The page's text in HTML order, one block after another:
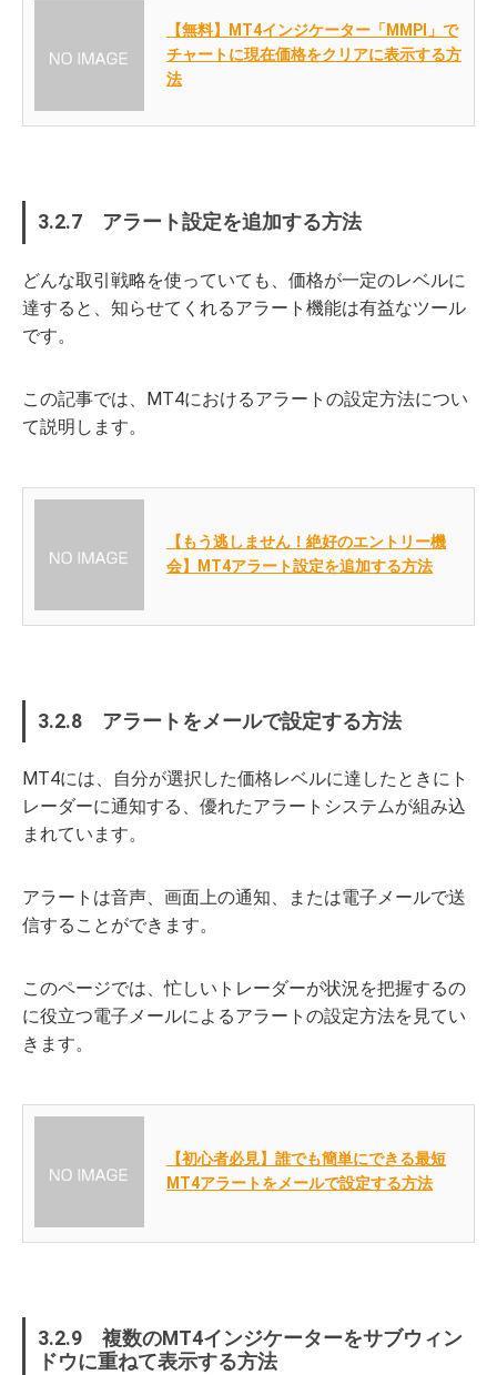
【無料】MT4インジケーター「MMPI」で
チャートに現在価格をクリアに表示する方
法
3.2.7 アラート設定を追加する方法
どんな取引戦略を使っていても、価格が一定のレベルに
達すると、知らせてくれるアラート機能は有益なツール
です。
この記事では、MT4におけるアラートの設定方法につい
て説明します。
【もう逃しません！絶好のエントリー機
会】MT4アラート設定を追加する方法
3.2.8 アラートをメールで設定する方法
MT4には、自分が選択した価格レベルに達したときにト
レーダーに通知する、優れたアラートシステムが組み込
まれています。
アラートは音声、画面上の通知、または電子メールで送
信することができます。
このページでは、忙しいトレーダーが状況を把握するの
に役立つ電子メールによるアラートの設定方法を見てい
きます。
【初心者必見】誰でも簡単にできる最短
MT4アラートをメールで設定する方法
3.2.9 複数のMT4インジケーターをサブウィン
ドウに重ねて表示する方法